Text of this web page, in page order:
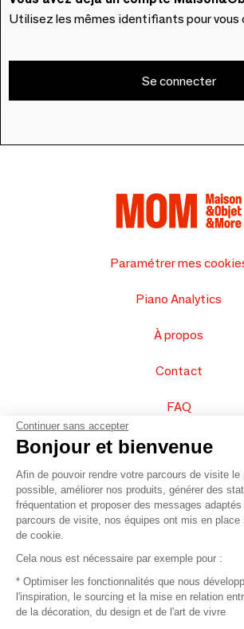
Utilisez les mêmes identifiants pour vous
Se connecter
Paramétrer mes
Piano Analytics
À propos
Contact
FAQ
Vendez vos produits
Plan du site
© 2016 –Organisation
Recrutement
Continuer sans accepter
Bonjour et bienvenue
Afin de pouvoir rendre votre parcours de visite le
possible, améliorer nos produits, générer des
fréquentation et proposer des messages
parcours de visite, nos équipes ont mis en
de cookie.
Cela nous est nécessaire par exemple pour :
* Optimiser les fonctionnalités que nous
l'inspiration, le sourcing et la mise en relation
de la décoration, du design et de l'art de vivre